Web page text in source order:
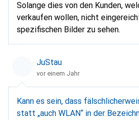
Solange dies von den Kunden,
verkaufen wollen, nicht
spezifischen Bilder zu sehen.
JuStau
vor einem Jahr
Kann es sein, dass
statt „auch WLAN“ in der